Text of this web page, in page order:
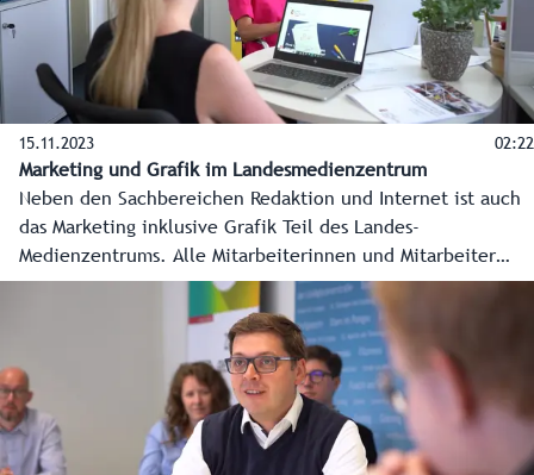
15.11.2023 02:22
Marketing und Grafik im Landesmedienzentrum
Neben den Sachbereichen Redaktion und Internet ist auch
das Marketing inklusive Grafik Teil des Landes-
Medienzentrums. Alle Mitarbeiterinnen und Mitarbeiter
arbeiten mit der Redaktion und dem Internet Hand in
Hand. Zusätzlich zu den alltäglichen Informationen über
wichtige Themen der Landesverwaltung werden hier
bewusstseinsbildende Marketingkampagnen für das
Bundesland Salzburg durch das Landes-Medienzentrum
umgesetzt. Im Auftrag der Landesregierung und der
Landesverwaltung wird dabei mit den Salzburger Medien